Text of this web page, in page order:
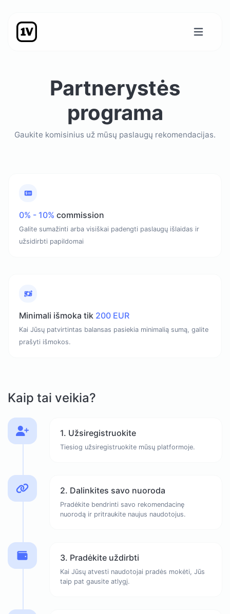
Partnerystės
programa
Gaukite komisinius už mūsų paslaugų rekomendacijas.
0% - 10% commission
Galite sumažinti arba visiškai padengti paslaugų išlaidas ir
užsidirbti papildomai
Minimali išmoka tik 200 EUR
Kai Jūsų patvirtintas balansas pasiekia minimalią sumą, galite
prašyti išmokos.
Kaip tai veikia?
1. Užsiregistruokite
Tiesiog užsiregistruokite mūsų platformoje.
2. Dalinkites savo nuoroda
Pradėkite bendrinti savo rekomendacinę
nuorodą ir pritraukite naujus naudotojus.
3. Pradėkite uždirbti
Kai Jūsų atvesti naudotojai pradės mokėti, Jūs
taip pat gausite atlygį.